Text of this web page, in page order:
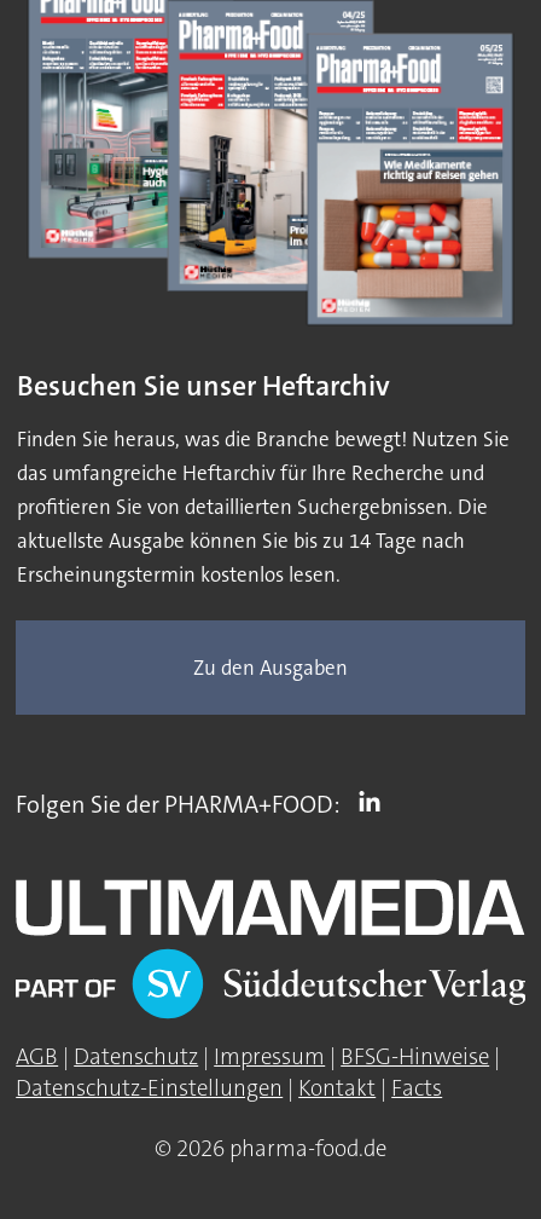
Besuchen Sie unser Heftarchiv
Finden Sie heraus, was die Branche bewegt! Nutzen Sie
das umfangreiche Heftarchiv für Ihre Recherche und
profitieren Sie von detaillierten Suchergebnissen. Die
aktuellste Ausgabe können Sie bis zu 14 Tage nach
Erscheinungstermin kostenlos lesen.
Zu den Ausgaben
Folgen Sie der PHARMA+FOOD:
AGB Datenschutz Impressum BFSG-Hinweise
Datenschutz-Einstellungen
Kontakt Facts
© 2026 pharma-food.de